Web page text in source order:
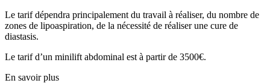
Le tarif dépendra principalement du travail à réaliser, du nombre de
zones de lipoaspiration, de la nécessité de réaliser une cure de
diastasis.
Le tarif d’un minilift abdominal est à partir de 3500€.
En savoir plus